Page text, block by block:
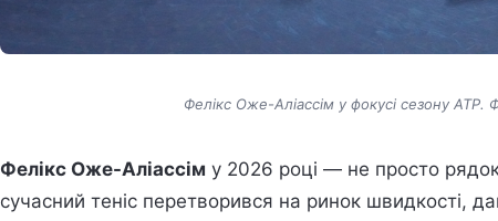
Фелікс Оже-Аліассім у фокусі сезону
Фелікс Оже-Аліассім у 2026 році — не просто
сучасний теніс перетворився на ринок швидкості,